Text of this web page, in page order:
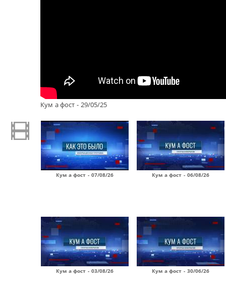
Кум а фост - 29/05/25
Кум а фост - 07/08/26 Кум а фост - 06/08/26
Кум а фост - 03/08/26 Кум а фост - 30/06/26